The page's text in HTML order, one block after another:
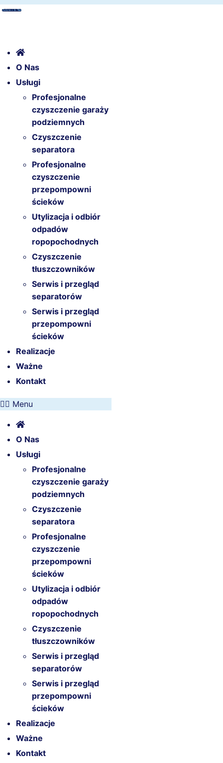
Zadzwoń do Nas!
O Nas
Usługi
Profesjonalne
czyszczenie garaży
podziemnych
Czyszczenie
separatora
Profesjonalne
czyszczenie
przepompowni
ścieków
Utylizacja i odbiór
odpadów
ropopochodnych
Czyszczenie
tłuszczowników
Serwis i przegląd
separatorów
Serwis i przegląd
przepompowni
ścieków
Realizacje
Ważne
Kontakt
Menu
O Nas
Usługi
Profesjonalne
czyszczenie garaży
podziemnych
Czyszczenie
separatora
Profesjonalne
czyszczenie
przepompowni
ścieków
Utylizacja i odbiór
odpadów
ropopochodnych
Czyszczenie
tłuszczowników
Serwis i przegląd
separatorów
Serwis i przegląd
przepompowni
ścieków
Realizacje
Ważne
Kontakt